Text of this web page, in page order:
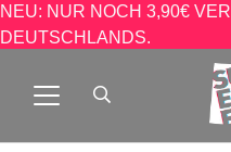
NEU: NUR NOCH 3,90€
DEUTSCHLANDS.